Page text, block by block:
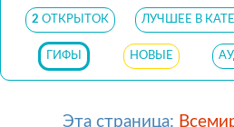
2 ОТКРЫТОК ЛУЧШЕЕ В
ГИФЫ НОВЫЕ
Эта страница: